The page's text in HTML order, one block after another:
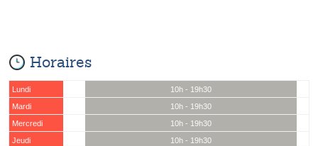
Horaires
Lundi
10h - 19h30
Mardi
10h - 19h30
Mercredi
10h - 19h30
Jeudi
10h - 19h30